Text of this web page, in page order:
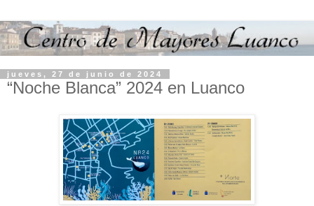
jueves, 27 de junio de 2024
“Noche Blanca” 2024 en Luanco